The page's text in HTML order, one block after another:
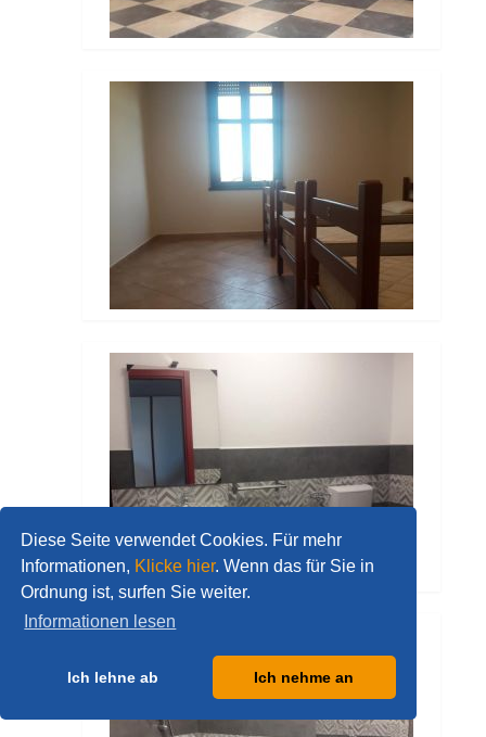
Diese Seite verwendet Cookies. Für mehr
Informationen, Klicke hier. Wenn das für Sie in
Ordnung ist, surfen Sie weiter.
Informationen lesen
Ich lehne ab Ich nehme an